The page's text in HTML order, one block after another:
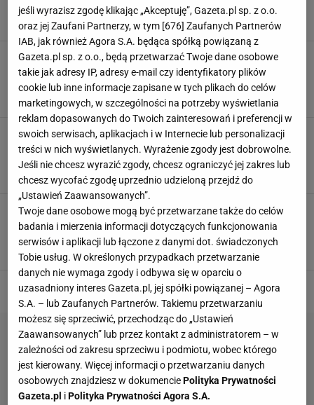
EUROPA HISZPANIA IBIZA PODRÓŻE
W 2024 r. nie musisz lecieć do Hiszpanii, w
okolicach Kielc znajdziesz słoneczną
Świętokrzyską Ibizę
CIEKAWE MIEJSCA IBIZA KIELCE PLAŻA
Na tej wyspie turyści żyją w lepszych
warunkach niż mieszkańcy. Hiszpanie nocują w
autach
HISZPANIA IBIZA PODRÓŻE TURYŚCI
"Polska Ibiza" zachwyca poza sezonem.
Zamiast plaży i słońca przywita was
klimatyczny krajobraz morza
IBIZA MIELNO PODRÓŻE SEZON
jeśli wyrazisz zgodę klikając „Akceptuję”, Gazeta.pl sp. z o.o.
oraz jej Zaufani Partnerzy, w tym [676] Zaufanych Partnerów
IAB, jak również Agora S.A. będąca spółką powiązaną z
Gazeta.pl sp. z o.o., będą przetwarzać Twoje dane osobowe
takie jak adresy IP, adresy e-mail czy identyfikatory plików
cookie lub inne informacje zapisane w tych plikach do celów
marketingowych, w szczególności na potrzeby wyświetlania
reklam dopasowanych do Twoich zainteresowań i preferencji w
swoich serwisach, aplikacjach i w Internecie lub personalizacji
treści w nich wyświetlanych. Wyrażenie zgody jest dobrowolne.
Jeśli nie chcesz wyrazić zgody, chcesz ograniczyć jej zakres lub
chcesz wycofać zgodę uprzednio udzieloną przejdź do
„Ustawień Zaawansowanych”.
Twoje dane osobowe mogą być przetwarzane także do celów
badania i mierzenia informacji dotyczących funkcjonowania
serwisów i aplikacji lub łączone z danymi dot. świadczonych
Tobie usług. W określonych przypadkach przetwarzanie
danych nie wymaga zgody i odbywa się w oparciu o
uzasadniony interes Gazeta.pl, jej spółki powiązanej – Agora
S.A. – lub Zaufanych Partnerów. Takiemu przetwarzaniu
możesz się sprzeciwić, przechodząc do „Ustawień
Zaawansowanych” lub przez kontakt z administratorem – w
zależności od zakresu sprzeciwu i podmiotu, wobec którego
jest kierowany. Więcej informacji o przetwarzaniu danych
osobowych znajdziesz w dokumenciePolityka Prywatności
Gazeta.pl iPolityka Prywatności Agora S.A.